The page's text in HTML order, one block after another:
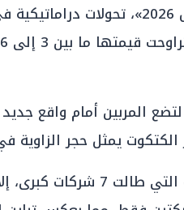
اليوم الأحد الموافق «12 أبريل 2026»،
المربين أمام واقع
يمثل حجر الزاوية
ورغم هذه الارتفاعات